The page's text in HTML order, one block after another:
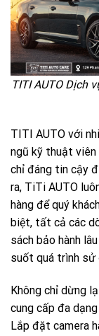
TITI AUTO Dịch
TITI AUTO với
ngũ kỹ thuật viên
chỉ đáng tin cậy
ra, TiTi AUTO
hàng để quý
biệt, tất cả các
sách bảo hành
suốt quá trình sử
Không chỉ dừng
cung cấp đa
Lắp đặt camera